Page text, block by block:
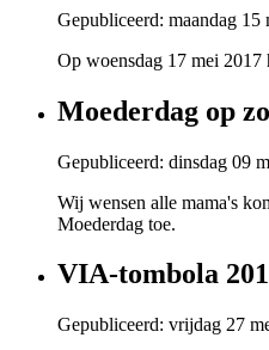
Gepubliceerd: maandag 15
Op woensdag 17 mei 2017
Moederdag op
Gepubliceerd: dinsdag 09
Wij wensen alle mama's
Moederdag toe.
VIA-tombola
Gepubliceerd: vrijdag 27